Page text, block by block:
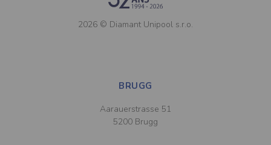
2026 © Diamant Unipool s.r.o.
BRUGG
Aarauerstrasse 51
5200 Brugg